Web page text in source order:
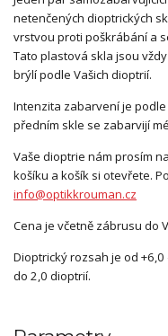
netenčených dioptrických
vrstvou proti poškrábání a
Tato plastová skla jsou
brýlí podle Vašich dioptrií.
Intenzita zabarvení je
předním skle se zabarvijí
Vaše dioptrie nám prosím
košíku a košík si otevřete.
info@optikkrouman.cz
Cena je včetně zábrusu do
Dioptrický rozsah je od
do 2,0 dioptrií.